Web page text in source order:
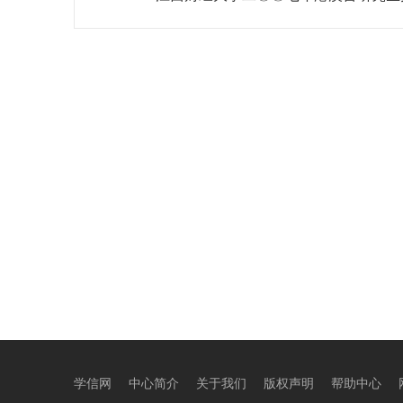
学信网 中心简介 关于我们 版权声明 帮助中心